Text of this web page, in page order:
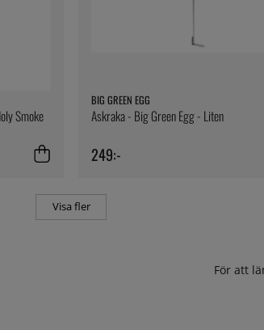
Smoke
BIG GREEN EGG
Askraka - Big Green Egg - Liten
249:-
Visa fler
För att